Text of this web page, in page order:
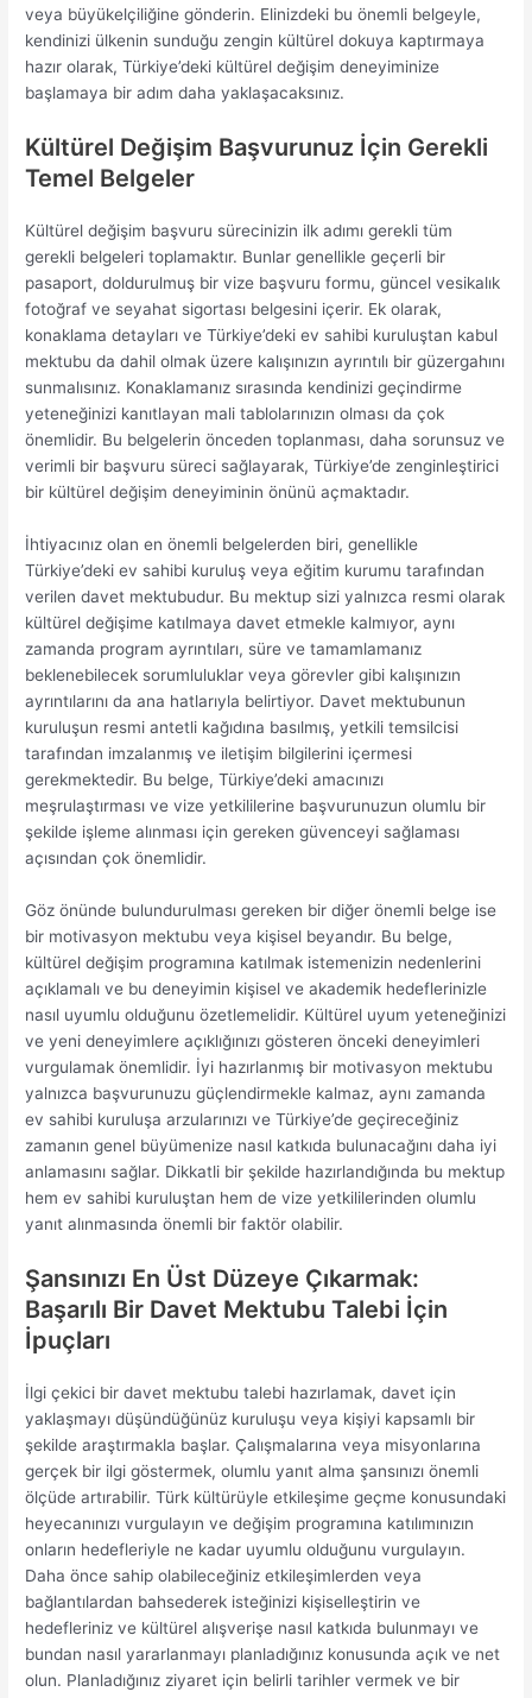
veya büyükelçiliğine gönderin. Elinizdeki bu önemli belgeyle,
kendinizi ülkenin sunduğu zengin kültürel dokuya kaptırmaya
hazır olarak, Türkiye’deki kültürel değişim deneyiminize
başlamaya bir adım daha yaklaşacaksınız.
Kültürel Değişim Başvurunuz İçin Gerekli
Temel Belgeler
Kültürel değişim başvuru sürecinizin ilk adımı gerekli tüm
gerekli belgeleri toplamaktır. Bunlar genellikle geçerli bir
pasaport, doldurulmuş bir vize başvuru formu, güncel vesikalık
fotoğraf ve seyahat sigortası belgesini içerir. Ek olarak,
konaklama detayları ve Türkiye’deki ev sahibi kuruluştan kabul
mektubu da dahil olmak üzere kalışınızın ayrıntılı bir güzergahını
sunmalısınız. Konaklamanız sırasında kendinizi geçindirme
yeteneğinizi kanıtlayan mali tablolarınızın olması da çok
önemlidir. Bu belgelerin önceden toplanması, daha sorunsuz ve
verimli bir başvuru süreci sağlayarak, Türkiye’de zenginleştirici
bir kültürel değişim deneyiminin önünü açmaktadır.
İhtiyacınız olan en önemli belgelerden biri, genellikle
Türkiye’deki ev sahibi kuruluş veya eğitim kurumu tarafından
verilen davet mektubudur. Bu mektup sizi yalnızca resmi olarak
kültürel değişime katılmaya davet etmekle kalmıyor, aynı
zamanda program ayrıntıları, süre ve tamamlamanız
beklenebilecek sorumluluklar veya görevler gibi kalışınızın
ayrıntılarını da ana hatlarıyla belirtiyor. Davet mektubunun
kuruluşun resmi antetli kağıdına basılmış, yetkili temsilcisi
tarafından imzalanmış ve iletişim bilgilerini içermesi
gerekmektedir. Bu belge, Türkiye’deki amacınızı
meşrulaştırması ve vize yetkililerine başvurunuzun olumlu bir
şekilde işleme alınması için gereken güvenceyi sağlaması
açısından çok önemlidir.
Göz önünde bulundurulması gereken bir diğer önemli belge ise
bir motivasyon mektubu veya kişisel beyandır. Bu belge,
kültürel değişim programına katılmak istemenizin nedenlerini
açıklamalı ve bu deneyimin kişisel ve akademik hedeflerinizle
nasıl uyumlu olduğunu özetlemelidir. Kültürel uyum yeteneğinizi
ve yeni deneyimlere açıklığınızı gösteren önceki deneyimleri
vurgulamak önemlidir. İyi hazırlanmış bir motivasyon mektubu
yalnızca başvurunuzu güçlendirmekle kalmaz, aynı zamanda
ev sahibi kuruluşa arzularınızı ve Türkiye’de geçireceğiniz
zamanın genel büyümenize nasıl katkıda bulunacağını daha iyi
anlamasını sağlar. Dikkatli bir şekilde hazırlandığında bu mektup
hem ev sahibi kuruluştan hem de vize yetkililerinden olumlu
yanıt alınmasında önemli bir faktör olabilir.
Şansınızı En Üst Düzeye Çıkarmak:
Başarılı Bir Davet Mektubu Talebi İçin
İpuçları
İlgi çekici bir davet mektubu talebi hazırlamak, davet için
yaklaşmayı düşündüğünüz kuruluşu veya kişiyi kapsamlı bir
şekilde araştırmakla başlar. Çalışmalarına veya misyonlarına
gerçek bir ilgi göstermek, olumlu yanıt alma şansınızı önemli
ölçüde artırabilir. Türk kültürüyle etkileşime geçme konusundaki
heyecanınızı vurgulayın ve değişim programına katılımınızın
onların hedefleriyle ne kadar uyumlu olduğunu vurgulayın.
Daha önce sahip olabileceğiniz etkileşimlerden veya
bağlantılardan bahsederek isteğinizi kişiselleştirin ve
hedefleriniz ve kültürel alışverişe nasıl katkıda bulunmayı ve
bundan nasıl yararlanmayı planladığınız konusunda açık ve net
olun. Planladığınız ziyaret için belirli tarihler vermek ve bir